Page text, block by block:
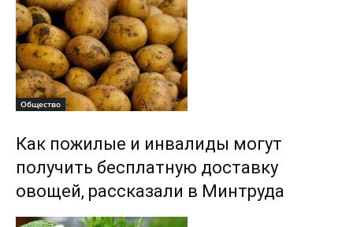
Общество
Как пожилые и инвалиды могут
получить бесплатную доставку
овощей, рассказали в Минтруда